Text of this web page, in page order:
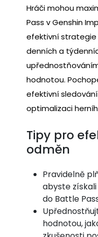
Hráči mohou
Pass v Genshin
efektivní
denních a
hodnotou.
efektivní
optimalizaci
Tipy pro
odměn
Pravidelně
abyste
do Battle
hodnotou,